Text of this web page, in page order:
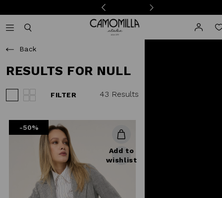
Camomilla Italia®
Back
RESULTS FOR NULL
FILTER 43 Results
-50%
Add to
wishlist